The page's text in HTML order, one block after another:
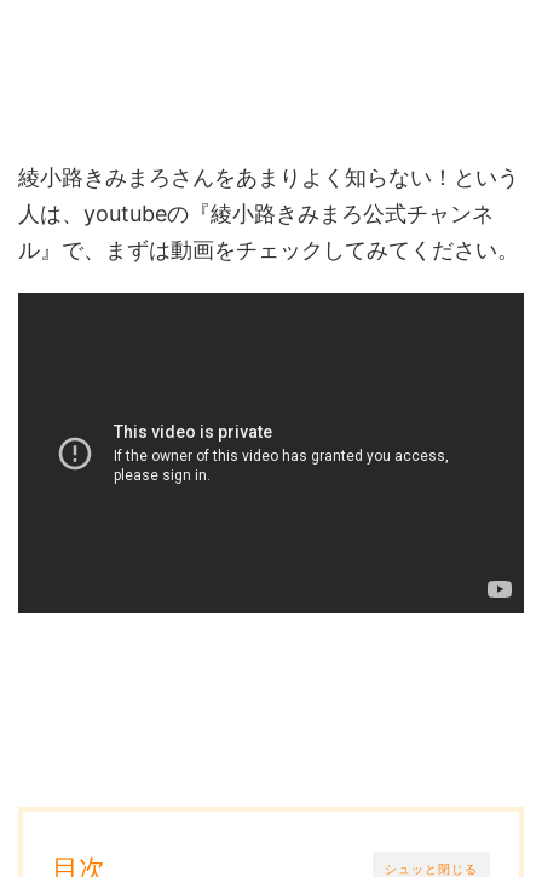
綾小路きみまろさんをあまりよく知らない！という
人は、youtubeの『綾小路きみまろ公式チャンネ
ル』で、まずは動画をチェックしてみてください。
シュッと閉じる
目次